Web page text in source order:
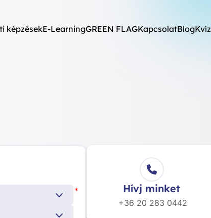
képzésekE-LearningGREEN FLAGKapcsolatBlogKvíz
* Hívj minket
+36 20 283 0442